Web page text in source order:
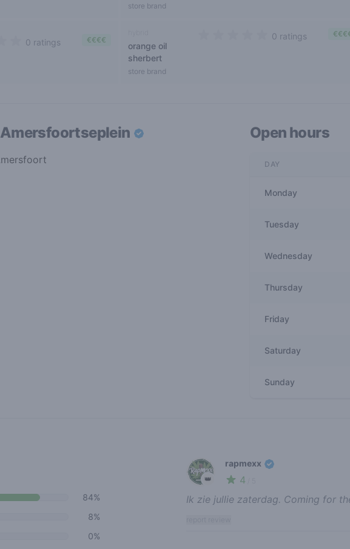
store brand
0 ratings €€€€
orange oil
sherbert
store brand
0 ratings
Amersfoortseplein Open hours
DAY
Monday
Tuesday
Wednesday
Thursday
Friday
Saturday
Sunday
84%
8%
0%
👑
rapmexx
4
Ik zie jullie zaterdag. Coming for